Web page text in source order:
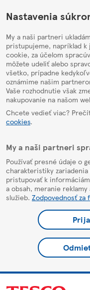
HelpPage
Nastavenia
My a naši partneri
pristupujeme, napríklad
cookie, za účelom
môžete udeliť alebo
všetko, prípadne
oznámime našim
Vaše rozhodnutie však
nakupovanie na našom
Chcete vedieť viac?
cookies.
My a naši partneri
Používať presné údaje o
charakteristiky
pristupovať k
a obsah, meranie
služieb. Zodpovednosť za